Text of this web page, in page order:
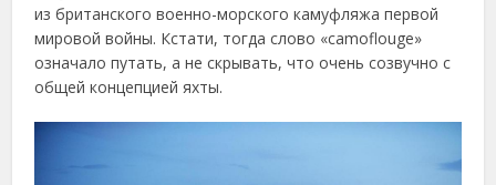
из британского военно-морского камуфляжа первой
мировой войны. Кстати, тогда слово «camoflouge»
означало путать, а не скрывать, что очень созвучно с
общей концепцией яхты.